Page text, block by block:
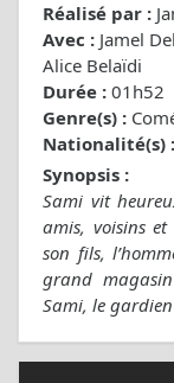
Réalisé par :
Avec : Jamel
Alice Belaïdi
Durée : 01h52
Genre(s) :
Nationalité(s) :
Synopsis :
Sami vit
amis, voisins et
son fils,
grand
Sami, le